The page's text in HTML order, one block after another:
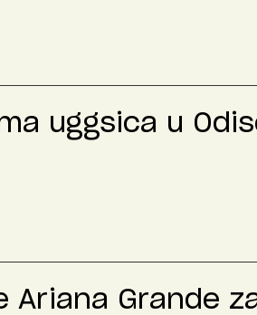
uggsica u
Ariana Grande